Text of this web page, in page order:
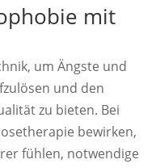
mit
um Ängste und
und den
zu bieten. Bei
bewirken,
fühlen, notwendige